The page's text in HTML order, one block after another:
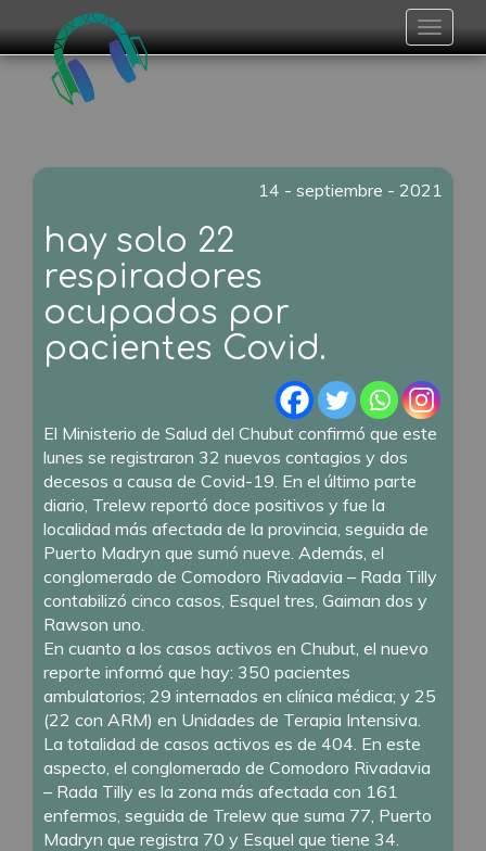
Toggle
14 - septiembre - 2021
hay solo 22
respiradores
ocupados por
pacientes Covid.
El Ministerio de Salud del Chubut confirmó que este
lunes se registraron 32 nuevos contagios y dos
decesos a causa de Covid-19. En el último parte
diario, Trelew reportó doce positivos y fue la
localidad más afectada de la provincia, seguida de
Puerto Madryn que sumó nueve. Además, el
conglomerado de Comodoro Rivadavia – Rada Tilly
contabilizó cinco casos, Esquel tres, Gaiman dos y
Rawson uno.
En cuanto a los casos activos en Chubut, el nuevo
reporte informó que hay: 350 pacientes
ambulatorios; 29 internados en clínica médica; y 25
(22 con ARM) en Unidades de Terapia Intensiva.
La totalidad de casos activos es de 404. En este
aspecto, el conglomerado de Comodoro Rivadavia
– Rada Tilly es la zona más afectada con 161
enfermos, seguida de Trelew que suma 77, Puerto
Madryn que registra 70 y Esquel que tiene 34.